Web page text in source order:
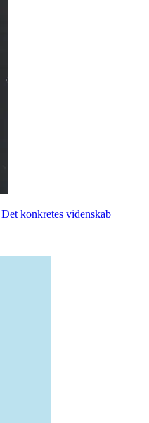
konkretes videnskab